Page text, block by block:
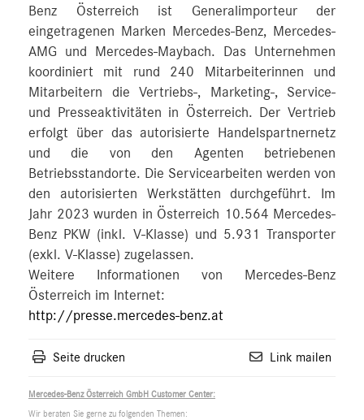
Benz Österreich ist Generalimporteur der
eingetragenen Marken Mercedes-Benz, Mercedes-
AMG und Mercedes-Maybach. Das Unternehmen
koordiniert mit rund 240 Mitarbeiterinnen und
Mitarbeitern die Vertriebs-, Marketing-, Service-
und Presseaktivitäten in Österreich. Der Vertrieb
erfolgt über das autorisierte Handelspartnernetz
und die von den Agenten betriebenen
Betriebsstandorte. Die Servicearbeiten werden von
den autorisierten Werkstätten durchgeführt. Im
Jahr 2023 wurden in Österreich 10.564 Mercedes-
Benz PKW (inkl. V-Klasse) und 5.931 Transporter
(exkl. V-Klasse) zugelassen.
Weitere Informationen von Mercedes-Benz
Österreich im Internet:
http://presse.mercedes-benz.at
Seite drucken Link mailen
Mercedes-Benz Österreich GmbH Customer Center:
Wir beraten Sie gerne zu folgenden Themen: